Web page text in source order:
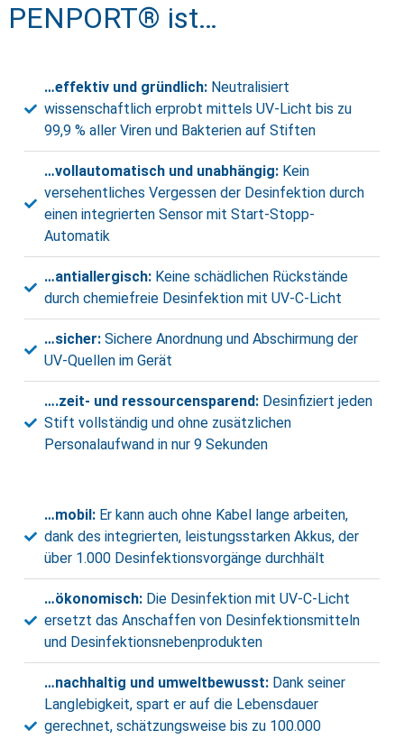
PENPORT® ist…
…effektiv und gründlich: Neutralisiert
wissenschaftlich erprobt mittels UV-Licht bis zu
99,9 % aller Viren und Bakterien auf Stiften
…vollautomatisch und unabhängig: Kein
versehentliches Vergessen der Desinfektion durch
einen integrierten Sensor mit Start-Stopp-
Automatik
…antiallergisch: Keine schädlichen Rückstände
durch chemiefreie Desinfektion mit UV-C-Licht
…sicher: Sichere Anordnung und Abschirmung der
UV-Quellen im Gerät
….zeit- und ressourcensparend: Desinfiziert jeden
Stift vollständig und ohne zusätzlichen
Personalaufwand in nur 9 Sekunden
…mobil: Er kann auch ohne Kabel lange arbeiten,
dank des integrierten, leistungsstarken Akkus, der
über 1.000 Desinfektionsvorgänge durchhält
…ökonomisch: Die Desinfektion mit UV-C-Licht
ersetzt das Anschaffen von Desinfektionsmitteln
und Desinfektionsnebenprodukten
…nachhaltig und umweltbewusst: Dank seiner
Langlebigkeit, spart er auf die Lebensdauer
gerechnet, schätzungsweise bis zu 100.000